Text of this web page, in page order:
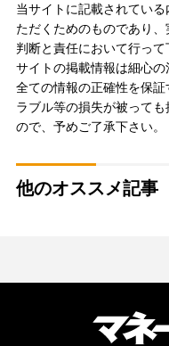
当サイトに記載されてい
ただくためのものであり
判断と責任において行っ
サイトの掲載情報は細心
全ての情報の正確性を保
ラブル等の損失が被って
ので、予めご了承下さい。
他のオススメ記事